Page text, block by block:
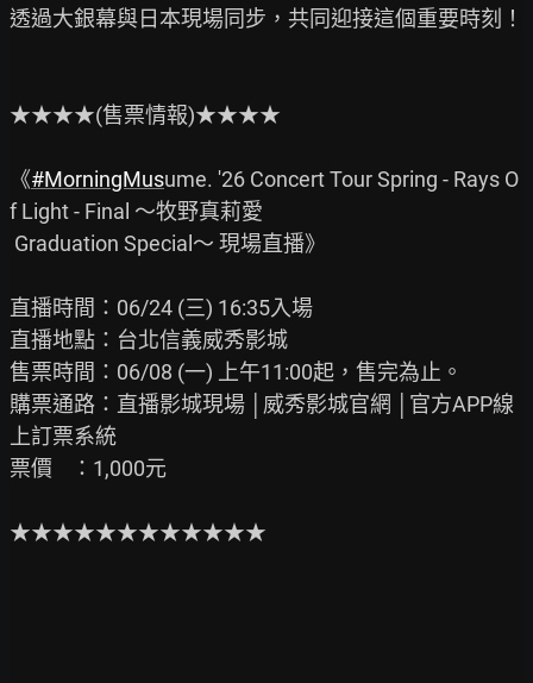
透過大銀幕與日本現場同步，共同迎接這個重要時刻！
★★★★(售票情報)★★★★
《#MorningMusume. '26 Concert Tour Spring - Rays O
f Light - Final ～牧野真莉愛
直播時間：06/24 (三) 16:35入場
直播地點：台北信義威秀影城
售票時間：06/08 (一) 上午11:00起，售完為止。
購票通路：直播影城現場 │威秀影城官網 │官方APP線
上訂票系統
票價    ：1,000元
★★★★★★★★★★★★